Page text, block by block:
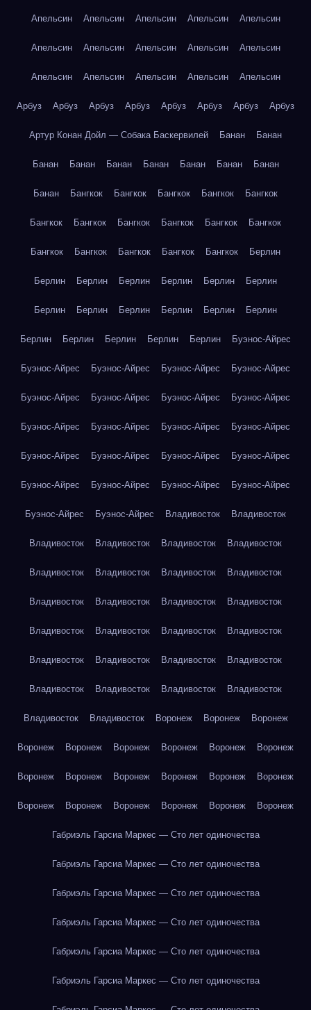
Апельсин Апельсин Апельсин Апельсин Апельсин
Апельсин Апельсин Апельсин Апельсин Апельсин
Апельсин Апельсин Апельсин Апельсин Апельсин
Арбуз Арбуз Арбуз Арбуз Арбуз Арбуз Арбуз Арбуз
Артур Конан Дойл — Собака Баскервилей Банан Банан
Банан Банан Банан Банан Банан Банан Банан
Банан Бангкок Бангкок Бангкок Бангкок Бангкок
Бангкок Бангкок Бангкок Бангкок Бангкок Бангкок
Бангкок Бангкок Бангкок Бангкок Бангкок Берлин
Берлин Берлин Берлин Берлин Берлин Берлин
Берлин Берлин Берлин Берлин Берлин Берлин
Берлин Берлин Берлин Берлин Берлин Буэнос-Айрес
Буэнос-Айрес Буэнос-Айрес Буэнос-Айрес Буэнос-Айрес
Буэнос-Айрес Буэнос-Айрес Буэнос-Айрес Буэнос-Айрес
Буэнос-Айрес Буэнос-Айрес Буэнос-Айрес Буэнос-Айрес
Буэнос-Айрес Буэнос-Айрес Буэнос-Айрес Буэнос-Айрес
Буэнос-Айрес Буэнос-Айрес Буэнос-Айрес Буэнос-Айрес
Буэнос-Айрес Буэнос-Айрес Владивосток Владивосток
Владивосток Владивосток Владивосток Владивосток
Владивосток Владивосток Владивосток Владивосток
Владивосток Владивосток Владивосток Владивосток
Владивосток Владивосток Владивосток Владивосток
Владивосток Владивосток Владивосток Владивосток
Владивосток Владивосток Владивосток Владивосток
Владивосток Владивосток Воронеж Воронеж Воронеж
Воронеж Воронеж Воронеж Воронеж Воронеж Воронеж
Воронеж Воронеж Воронеж Воронеж Воронеж Воронеж
Воронеж Воронеж Воронеж Воронеж Воронеж Воронеж
Габриэль Гарсиа Маркес — Сто лет одиночества
Габриэль Гарсиа Маркес — Сто лет одиночества
Габриэль Гарсиа Маркес — Сто лет одиночества
Габриэль Гарсиа Маркес — Сто лет одиночества
Габриэль Гарсиа Маркес — Сто лет одиночества
Габриэль Гарсиа Маркес — Сто лет одиночества